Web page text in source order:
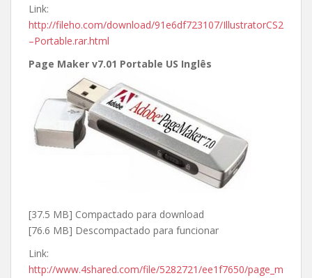
Link:
http://fileho.com/download/91e6df723107/IllustratorCS2
–Portable.rar.html
Page Maker v7.01 Portable US Inglês
[37.5 MB] Compactado para download
[76.6 MB] Descompactado para funcionar
Link:
http://www.4shared.com/file/5282721/ee1f7650/page_m